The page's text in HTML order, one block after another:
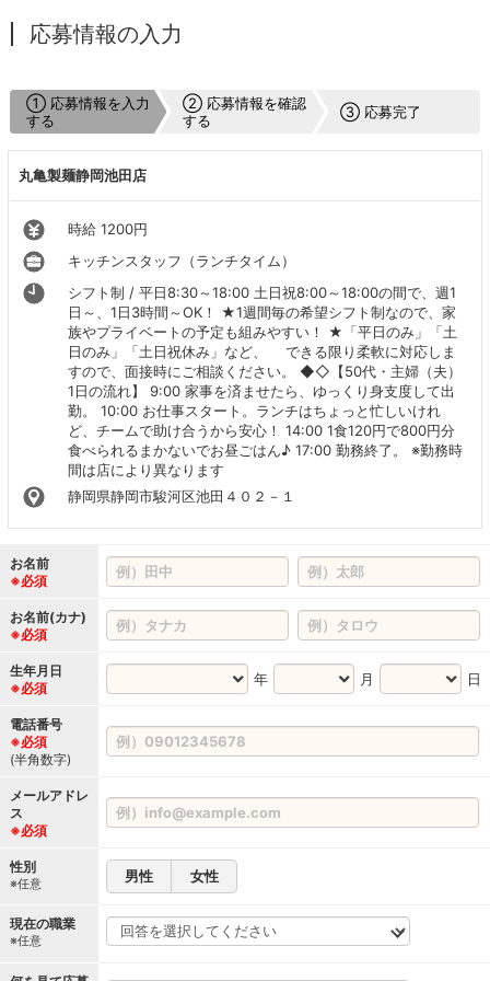
応募情報の入力
① 応募情報を入力
する
② 応募情報を確認
する
③ 応募完了
丸亀製麺静岡池田店
時給 1200円
キッチンスタッフ（ランチタイム）
シフト制 / 平日8:30～18:00 土日祝8:00～18:00の間で、週1
日～、1日3時間～OK！ ★1週間毎の希望シフト制なので、家
族やプライベートの予定も組みやすい！ ★「平日のみ」「土
日のみ」「土日祝休み」など、 できる限り柔軟に対応しま
すので、面接時にご相談ください。 ◆◇【50代・主婦（夫）
1日の流れ】 9:00 家事を済ませたら、ゆっくり身支度して出
勤。 10:00 お仕事スタート。ランチはちょっと忙しいけれ
ど、チームで助け合うから安心！ 14:00 1食120円で800円分
食べられるまかないでお昼ごはん♪ 17:00 勤務終了。 ※勤務時
間は店により異なります
静岡県静岡市駿河区池田４０２－１
お名前
※必須
お名前(カナ)
※必須
生年月日
※必須
年 月 日
電話番号
※必須
(半角数字)
メールアドレ
ス
※必須
性別
※任意 男性 女性
現在の職業
※任意